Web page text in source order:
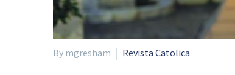
By mgresham Revista Catolica